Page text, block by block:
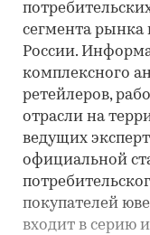
сегмента
России.
комплексного
ретейлеров,
отрасли на
ведущих
официальной
покупателей
входит в серию